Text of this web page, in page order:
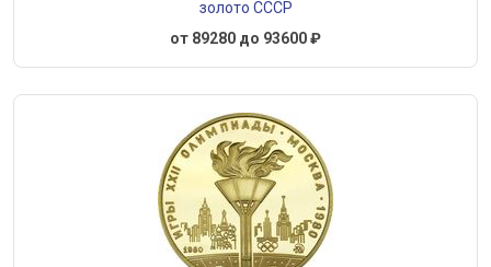
золото СССР
от 89280 до 93600 ₽